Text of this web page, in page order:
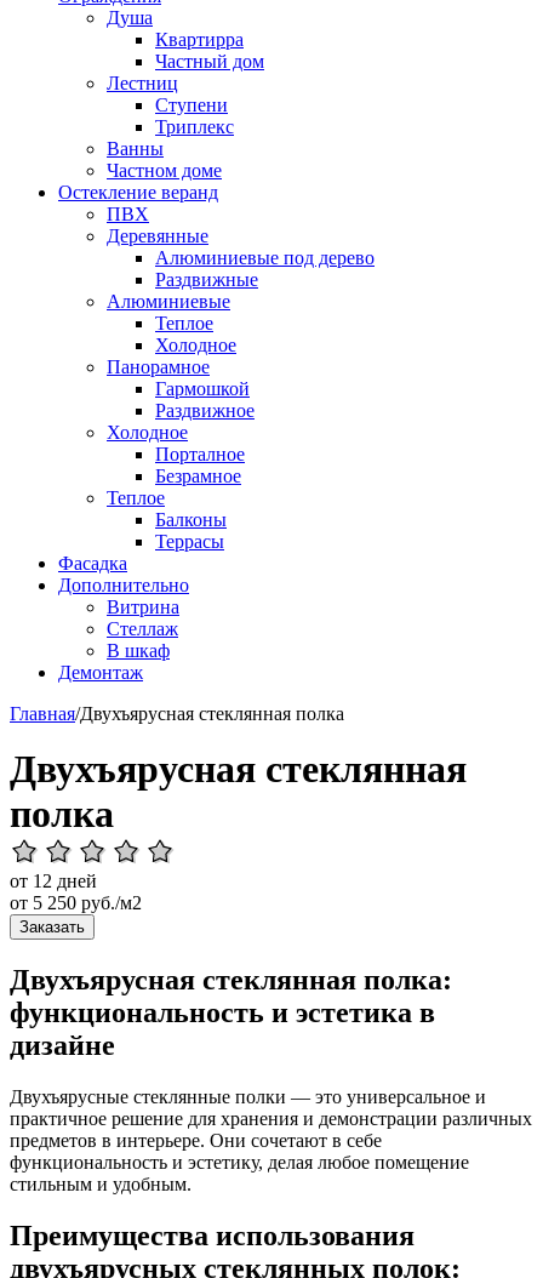
Душа
Квартирра
Частный дом
Лестниц
Ступени
Триплекс
Ванны
Частном доме
Остекление веранд
ПВХ
Деревянные
Алюминиевые под дерево
Раздвижные
Алюминиевые
Теплое
Холодное
Панорамное
Гармошкой
Раздвижное
Холодное
Порталное
Безрамное
Теплое
Балконы
Террасы
Фасадка
Дополнительно
Витрина
Стеллаж
В шкаф
Демонтаж
Главная/Двухъярусная стеклянная полка
Двухъярусная стеклянная
полка
от 12 дней
от 5 250 руб./м2
Заказать
Двухъярусная стеклянная полка:
функциональность и эстетика в
дизайне
Двухъярусные стеклянные полки — это универсальное и
практичное решение для хранения и демонстрации различных
предметов в интерьере. Они сочетают в себе
функциональность и эстетику, делая любое помещение
стильным и удобным.
Преимущества использования
двухъярусных стеклянных полок: